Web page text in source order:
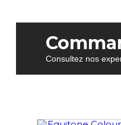
Consultez nos